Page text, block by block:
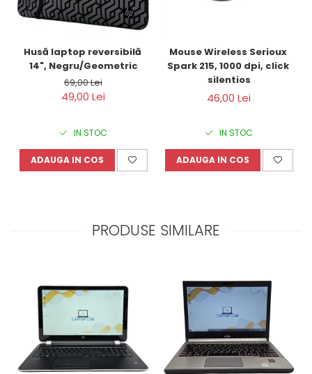
Husă laptop reversibilă
14", Negru/Geometric
69,00 Lei
49,00 Lei
IN STOC
ADAUGA IN COS
Mouse Wireless Serioux
Spark 215, 1000 dpi, click
silentios
46,00 Lei
IN STOC
ADAUGA IN COS
PRODUSE SIMILARE